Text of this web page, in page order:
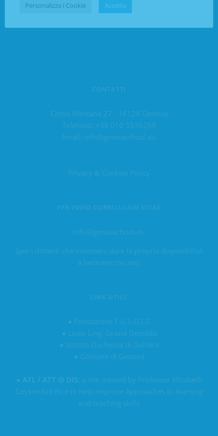
CONTATTI
Corso Mentana 27 - 16128 Genova
Telefono: +39 010 5536268
Email:
info@genoaschool.eu
Privacy & Cookies Policy
PER INVIO CURRICULUM VITAE
info@genoaschool.eu
(per i docenti che volessero dare la propria disponibilità
a lavorare con noi)
LINK UTILI:
● Fondazione F.U.L.G.I.S.
● Liceo Ling. Grazia Deledda
● Istituto Duchessa di Galliera
● Comune di Genova
● ATL / ATT @ DIS : a site created by Professor Elizabeth
Coykendall Rice to help improve Approaches to learning
and teaching skills
Personalizza i Cookie Accetta